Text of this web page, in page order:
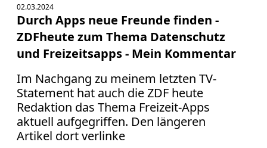
02.03.2024
Durch Apps neue Freunde finden -
ZDFheute zum Thema Datenschutz
und Freizeitsapps - Mein Kommentar
Im Nachgang zu meinem letzten TV-
Statement hat auch die ZDF heute
Redaktion das Thema Freizeit-Apps
aktuell aufgegriffen. Den längeren
Artikel dort verlinke